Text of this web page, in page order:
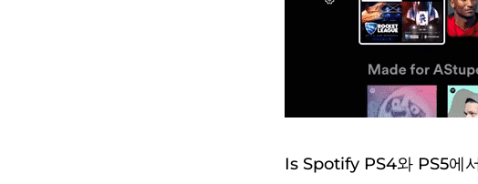
Is Spotify PS4와 PS5에